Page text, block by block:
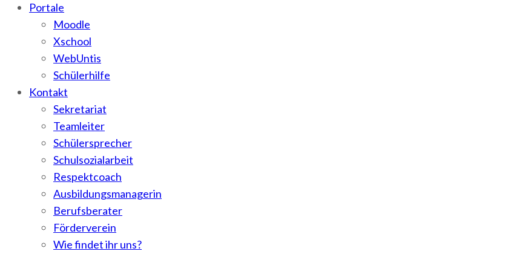
Portale
Moodle
Xschool
WebUntis
Schülerhilfe
Kontakt
Sekretariat
Teamleiter
Schülersprecher
Schulsozialarbeit
Respektcoach
Ausbildungsmanagerin
Berufsberater
Förderverein
Wie findet ihr uns?